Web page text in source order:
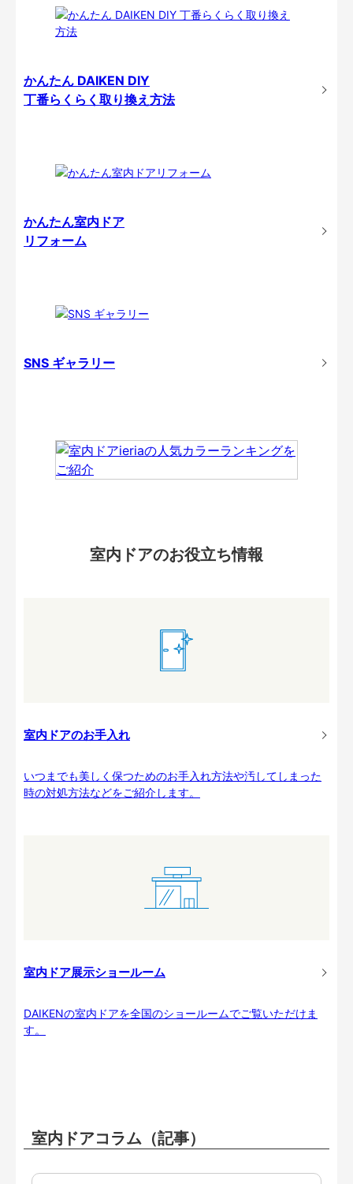
かんたん DAIKEN DIY
丁番らくらく取り換え方法
かんたん室内ドア
リフォーム
SNS ギャラリー
室内ドアのお役立ち情報
室内ドアのお手入れ
いつまでも美しく保つためのお手入れ方法や汚してしまった
時の対処方法などをご紹介します。
室内ドア展示ショールーム
DAIKENの室内ドアを全国のショールームでご覧いただけま
す。
室内ドアコラム（記事）